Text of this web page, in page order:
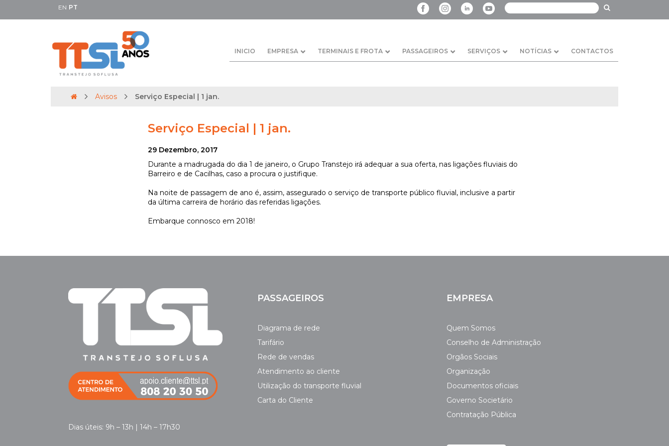
EN PT
INICIO EMPRESA TERMINAIS E FROTA PASSAGEIROS SERVIÇOS NOTÍCIAS CONTACTOS
Avisos Serviço Especial | 1 jan.
Serviço Especial | 1 jan.
29 Dezembro, 2017
Durante a madrugada do dia 1 de janeiro, o Grupo Transtejo irá adequar a sua oferta, nas ligações fluviais do
Barreiro e de Cacilhas, caso a procura o justifique.
Na noite de passagem de ano é, assim, assegurado o serviço de transporte público fluvial, inclusive a partir
da última carreira de horário das referidas ligações.
Embarque connosco em 2018!
Dias úteis: 9h – 13h | 14h – 17h30
PASSAGEIROS
Diagrama de rede
Tarifário
Rede de vendas
Atendimento ao cliente
Utilização do transporte fluvial
Carta do Cliente
EMPRESA
Quem Somos
Conselho de Administração
Orgãos Sociais
Organização
Documentos oficiais
Governo Societário
Contratação Pública